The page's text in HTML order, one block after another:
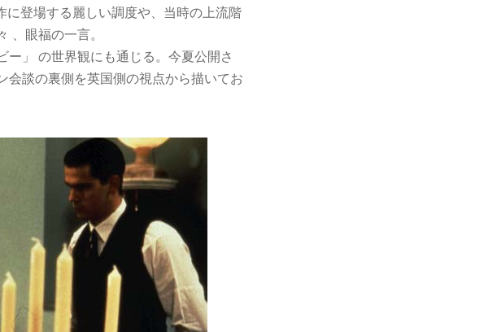
登場する麗しい調度や、当時の上流階
、眼福の一言。
」 の世界観にも通じる。今夏公開さ
会談の裏側を英国側の視点から描いてお